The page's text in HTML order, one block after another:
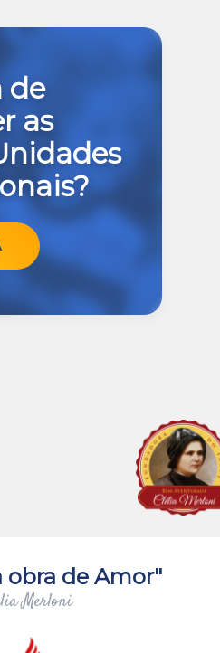
de
as
obra de Amor"
Merloni